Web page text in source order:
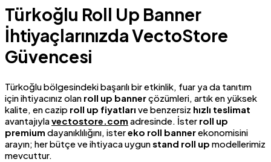
Türkoğlu Roll Up Banner
İhtiyaçlarınızda VectoStore
Güvencesi
Türkoğlu bölgesindeki başarılı bir etkinlik, fuar ya da tanıtım
için ihtiyacınız olan roll up bannerçözümleri, artık en yüksek
kalite, en cazip roll up fiyatları ve benzersiz hızlı teslimat
avantajıylavectostore.com adresinde. İster roll up
premium dayanıklılığını, istereko roll bannerekonomisini
arayın; her bütçe ve ihtiyaca uygunstand roll up modellerimiz
mevcuttur.